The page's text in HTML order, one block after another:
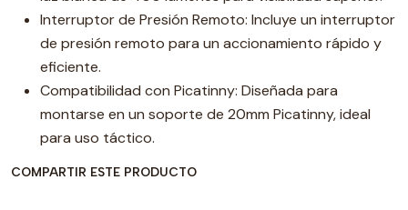
Interruptor de Presión Remoto: Incluye un interruptor
de presión remoto para un accionamiento rápido y
eficiente.
Compatibilidad con Picatinny: Diseñada para
montarse en un soporte de 20mm Picatinny, ideal
para uso táctico.
COMPARTIR ESTE PRODUCTO